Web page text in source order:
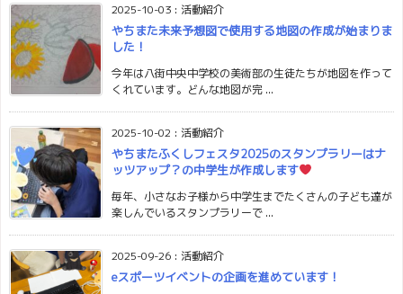
2025-10-03 : 活動紹介
やちまた未来予想図で使用する地図の作成が始まりま
した！
今年は八街中央中学校の美術部の生徒たちが地図を作って
くれています。どんな地図が完 ...
2025-10-02 : 活動紹介
やちまたふくしフェスタ2025のスタンプラリーはナ
ッツアップ？の中学生が作成します
毎年、小さなお子様から中学生までたくさんの子ども達が
楽しんでいるスタンプラリーで ...
2025-09-26 : 活動紹介
eスポーツイベントの企画を進めています！